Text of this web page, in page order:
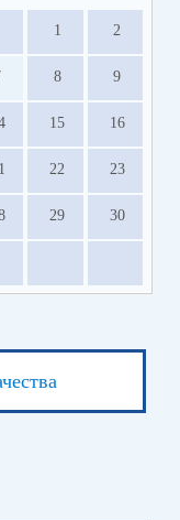
1 2
8 9
15 16
22 23
29 30